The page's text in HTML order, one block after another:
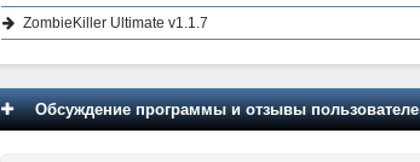
ZombieKiller Ultimate v1.1.7
Обсуждение программы и отзывы